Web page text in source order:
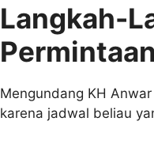
Langkah-
Mengundang KH
karena jadwal beliau